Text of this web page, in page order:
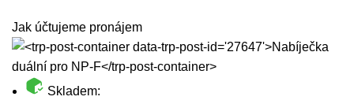
Jak účtujeme pronájem
Skladem: